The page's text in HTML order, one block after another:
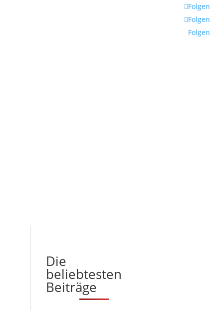
Folgen
Folgen
Folgen
Die
beliebtesten
Beiträge